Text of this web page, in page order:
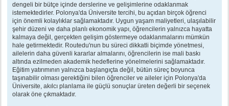
dengeli bir bütçe içinde derslerine ve gelişimlerine odaklanmak
istemektedirler. Polonya'da Üniversite tercihi, bu açıdan birçok öğrenci
için önemli kolaylıklar sağlamaktadır. Uygun yaşam maliyetleri, ulaşılabilir
şehir düzeni ve daha planlı ekonomik yapı, öğrencilerin yalnızca hayatta
kalmaya değil, gerçekten gelişim göstermeye odaklanmalarını mümkün
hale getirmektedir. Routedu'nun bu süreci dikkatli biçimde yönetmesi,
ailelerin daha güvenli kararlar almalarını, öğrencilerin ise mali baskı
altında ezilmeden akademik hedeflerine yönelmelerini sağlamaktadır.
Eğitim yatırımının yalnızca başlangıçta değil, bütün süreç boyunca
taşınabilir olması gerektiğini bilen öğrenciler ve aileler için Polonya'da
Üniversite, akılcı planlama ile güçlü sonuçlar üreten değerli bir seçenek
olarak öne çıkmaktadır.